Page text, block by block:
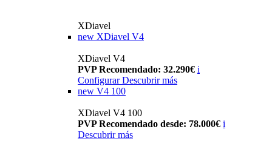
XDiavel
new XDiavel V4
XDiavel V4
PVP Recomendado: 32.290€ i
Configurar Descubrir más
new V4 100
XDiavel V4 100
PVP Recomendado desde: 78.000€ i
Descubrir más